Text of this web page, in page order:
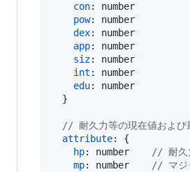
con: number
pow: number
dex: number
app: number
siz: number
int : number
edu: number
}
// 耐久力等の現在値および
attribute: {
hp: number
// 耐久
mp: number
// マジ